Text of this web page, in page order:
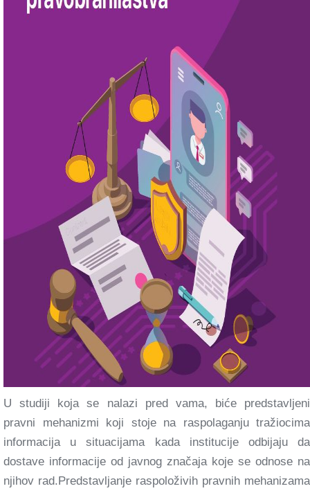
U studiji koja se nalazi pred vama, biće predstavljeni
pravni mehanizmi koji stoje na raspolaganju tražiocima
informacija u situacijama kada institucije odbijaju da
dostave informacije od javnog značaja koje se odnose na
njihov rad.Predstavljanje raspoloživih pravnih mehanizama